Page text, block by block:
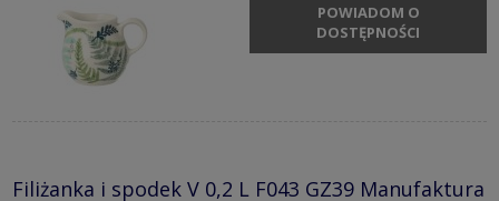
POWIADOM O
DOSTĘPNOŚCI
Filiżanka i spodek V 0,2 L F043 GZ39 Manufaktura